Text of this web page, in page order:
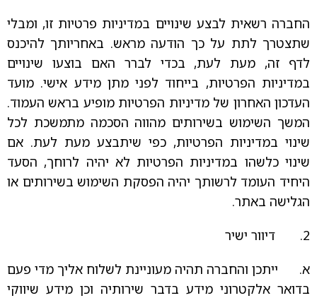
החברה רשאית לבצע שינויים במדיניות פרטיות זו, ומבלי
שתצטרך לתת על כך הודעה מראש. באחריותך להיכנס
לדף זה, מעת לעת, בכדי לברר האם בוצעו שינויים
במדיניות הפרטיות, בייחוד לפני מתן מידע אישי. מועד
העדכון האחרון של מדיניות הפרטיות מופיע בראש העמוד.
המשך השימוש בשירותים מהווה הסכמה מתמשכת לכל
שינוי במדיניות הפרטיות, כפי שיתבצע מעת לעת. אם
שינוי כלשהו במדיניות הפרטיות לא יהיה לרוחך, הסעד
היחיד העומד לרשותך יהיה הפסקת השימוש בשירותים או
הגלישה באתר.
2. דיוור ישיר
א. ייתכן והחברה תהיה מעוניינת לשלוח אליך מדי פעם
בדואר אלקטרוני מידע בדבר שירותיה וכן מידע שיווקי